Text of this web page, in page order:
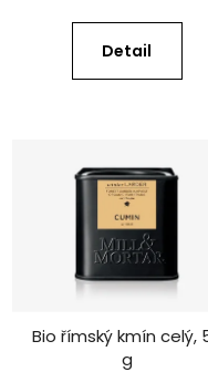
Detail
Bio římský kmín celý,
g